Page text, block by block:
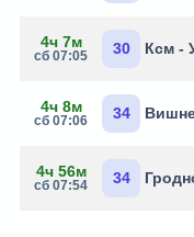
4ч 7м
сб 07:05 30 Ксм -
4ч 8м
сб 07:06 34
4ч 56м
сб 07:54 34